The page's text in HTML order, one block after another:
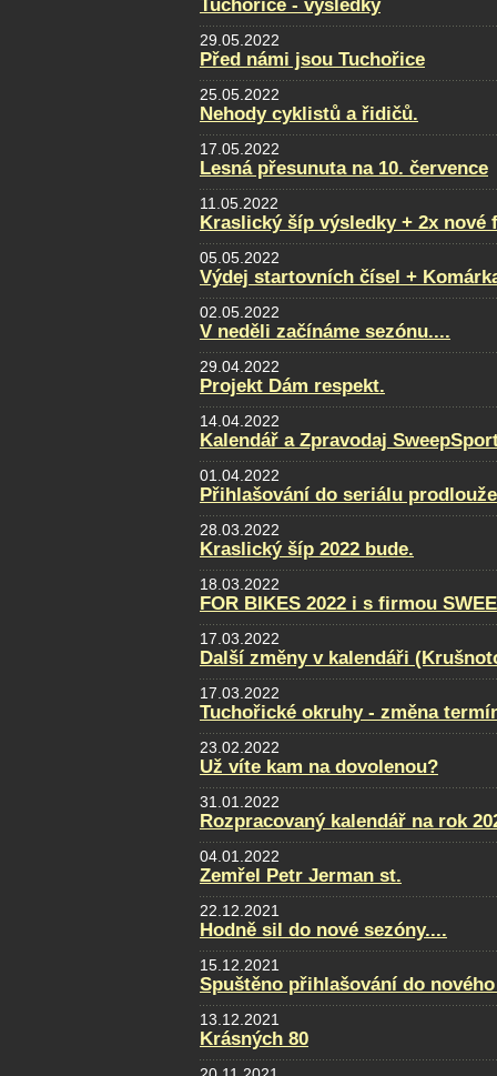
Tuchořice - výsledky
29.05.2022
Před námi jsou Tuchořice
25.05.2022
Nehody cyklistů a řidičů.
17.05.2022
Lesná přesunuta na 10. července
11.05.2022
Kraslický šíp výsledky + 2x nové
05.05.2022
Výdej startovních čísel +
02.05.2022
V neděli začínáme sezónu....
29.04.2022
Projekt Dám respekt.
14.04.2022
Kalendář a Zpravodaj
01.04.2022
Přihlašování do seriálu
28.03.2022
Kraslický šíp 2022 bude.
18.03.2022
FOR BIKES 2022 i s firmou
17.03.2022
Další změny v kalendáři
17.03.2022
Tuchořické okruhy - změna
23.02.2022
Už víte kam na dovolenou?
31.01.2022
Rozpracovaný kalendář na rok
04.01.2022
Zemřel Petr Jerman st.
22.12.2021
Hodně sil do nové sezóny....
15.12.2021
Spuštěno přihlašování do
13.12.2021
Krásných 80